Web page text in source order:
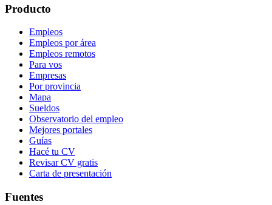
Producto
Empleos
Empleos por área
Empleos remotos
Para vos
Empresas
Por provincia
Mapa
Sueldos
Observatorio del empleo
Mejores portales
Guías
Hacé tu CV
Revisar CV gratis
Carta de presentación
Fuentes